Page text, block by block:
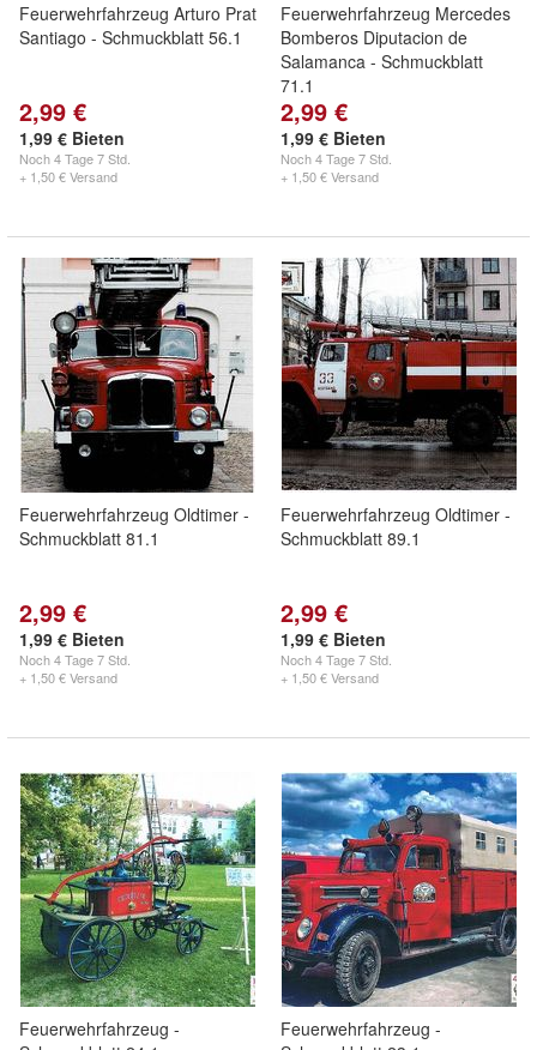
Feuerwehrfahrzeug Arturo Prat
Santiago - Schmuckblatt 56.1
2,99 €
1,99 € Bieten
Noch4 Tage 7 Std.
+ 1,50 € Versand
Feuerwehrfahrzeug Mercedes
Bomberos Diputacion de
Salamanca - Schmuckblatt
71.1
2,99 €
1,99 € Bieten
Noch4 Tage 7 Std.
+ 1,50 € Versand
Feuerwehrfahrzeug Oldtimer -
Schmuckblatt 81.1
2,99 €
1,99 € Bieten
Noch4 Tage 7 Std.
+ 1,50 € Versand
Feuerwehrfahrzeug Oldtimer -
Schmuckblatt 89.1
2,99 €
1,99 € Bieten
Noch4 Tage 7 Std.
+ 1,50 € Versand
Feuerwehrfahrzeug -
Feuerwehrfahrzeug -